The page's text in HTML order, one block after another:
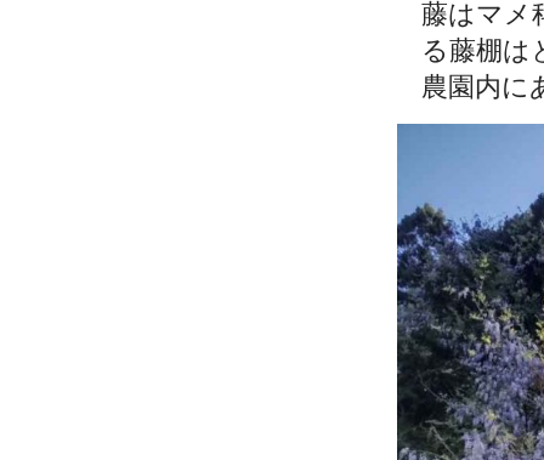
藤はマメ
る藤棚は
農園内に